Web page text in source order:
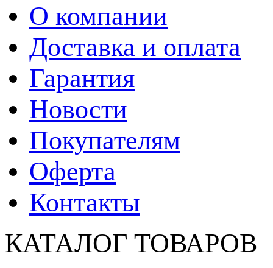
О компании
Доставка и оплата
Гарантия
Новости
Покупателям
Оферта
Контакты
КАТАЛОГ ТОВАРОВ